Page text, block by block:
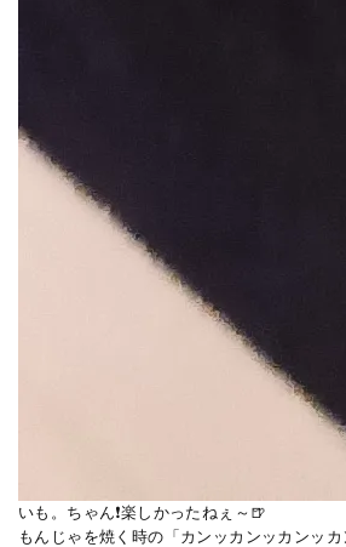
いも。ちゃん❗楽しかったねぇ～🍺
もんじゃを焼く時の「カンッカンッカンッ